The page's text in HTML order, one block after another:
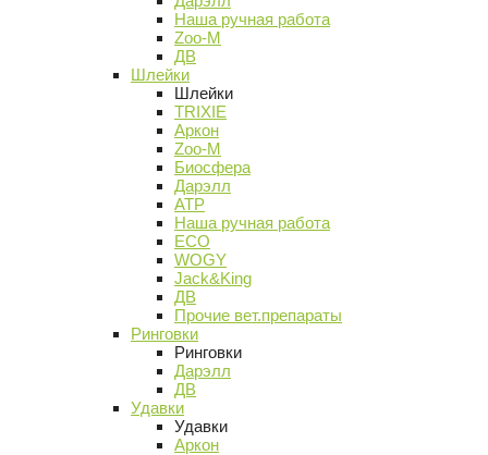
Наша ручная работа
Zoo-M
ДВ
Шлейки
Шлейки
TRIXIE
Аркон
Zoo-M
Биосфера
Дарэлл
АТР
Наша ручная работа
ECO
WOGY
Jack&King
ДВ
Прочие вет.препараты
Ринговки
Ринговки
Дарэлл
ДВ
Удавки
Удавки
Аркон